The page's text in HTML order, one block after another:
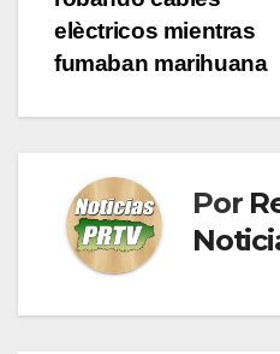
entradas
elèctricos mientras
fumaban marihuana
Por